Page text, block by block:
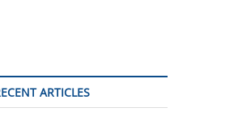
ARTICLES